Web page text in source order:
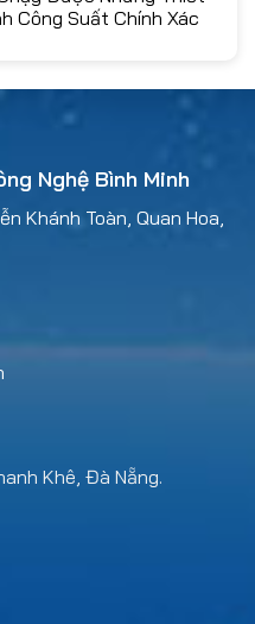
Công Suất Chính Xác
Nghệ Bình Minh
Khánh Toàn, Quan Hoa,
Khê, Đà Nẵng.